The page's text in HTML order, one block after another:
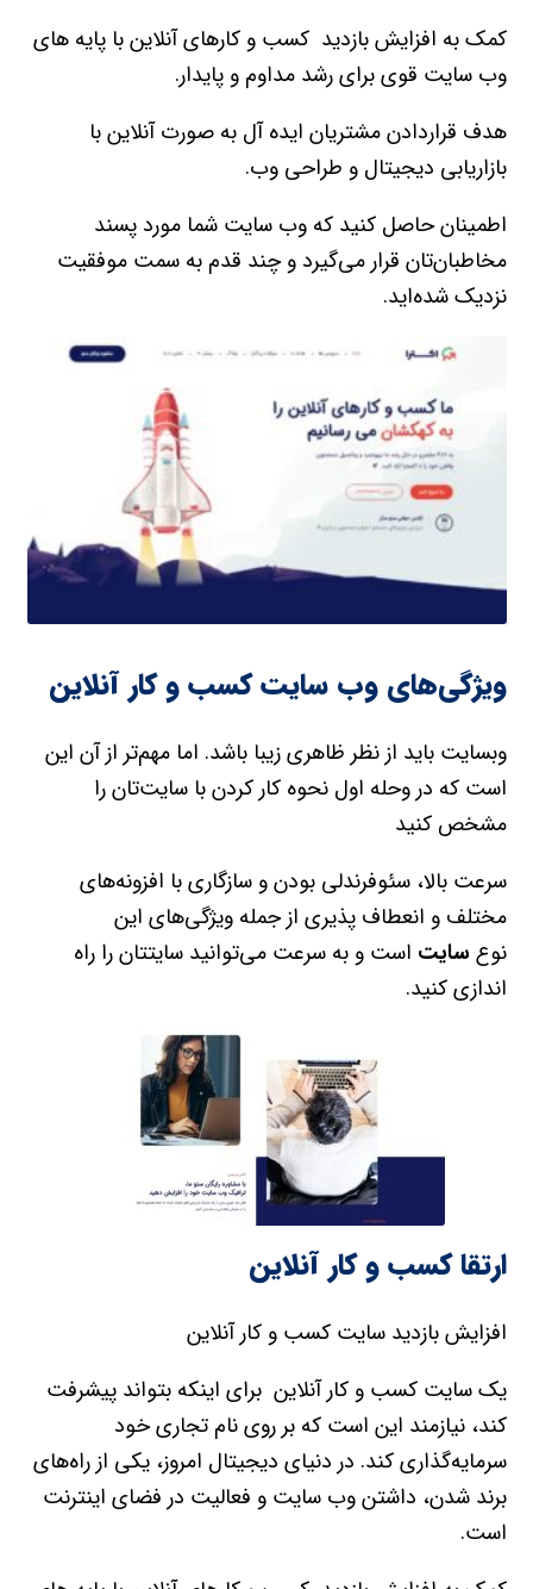
کمک به افزایش بازدید کسب و کارهای آنلاین با پایه های
وب سایت قوی برای رشد مداوم و پایدار.
هدف قراردادن مشتریان ایده آل به صورت آنلاین با
بازاریابی دیجیتال و طراحی وب.
اطمینان حاصل کنید که وب سایت شما مورد پسند
مخاطبان‌تان قرار می‌گیرد و چند قدم به سمت موفقیت
نزدیک شده‌اید.
ویژگی‌های وب سایت کسب و کار آنلاین
وبسایت باید از نظر ظاهری زیبا باشد. اما مهم‌تر از آن این
است که در وحله اول نحوه کار کردن با سایت‌تان را
مشخص کنید
سرعت بالا، سئوفرندلی بودن و سازگاری با افزونه‌های
مختلف و انعطاف پذیری از جمله ویژگی‌های این
نوع سایت است و به سرعت می‌توانید سایتتان را راه
اندازی کنید.
ارتقا کسب و کار آنلاین
افزایش بازدید سایت کسب و کار آنلاین
یک سایت کسب و کار آنلاین برای اینکه بتواند پیشرفت
کند، نیازمند این است که بر روی نام تجاری خود
سرمایه‌گذاری کند. در دنیای دیجیتال امروز، یکی از راه‌های
برند شدن، داشتن وب سایت و فعالیت در فضای اینترنت
است.